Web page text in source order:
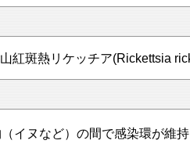
紅斑熱リケッチア(Rickettsia
イヌなど）の間で感染環が維